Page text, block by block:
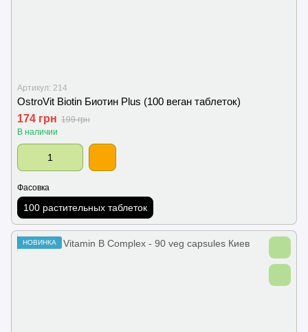
Артикул: 214
OstroVit Biotin Биотин Plus (100 веган таблеток)
174 грн 199 грн
В наличии
Фасовка
100 растительных таблеток
НОВИНКА